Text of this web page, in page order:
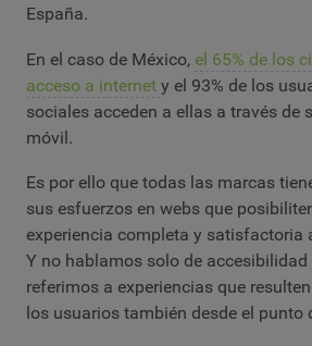
España.
En el caso de México, el 65% de los
acceso a internet y el 93% de los
sociales acceden a ellas a través de
móvil.
Es por ello que todas las marcas
sus esfuerzos en webs que
experiencia completa y satisfactoria
Y no hablamos solo de
referimos a experiencias que
los usuarios también desde el punto